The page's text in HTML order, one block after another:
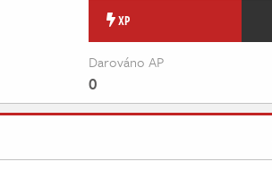
XP
Darováno AP
0